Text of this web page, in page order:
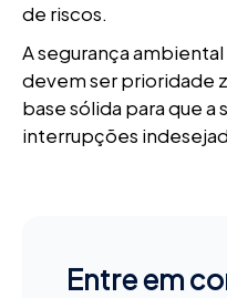
de riscos.
A segurança
devem ser prioridade
base sólida para que
interrupções
Entre em